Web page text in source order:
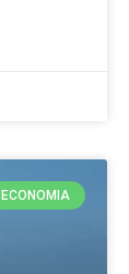
ECONOMIA